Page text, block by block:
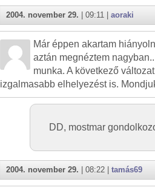
2004. november 29. | 09:11 | aoraki
Már éppen akartam
aztán megnéztem
munka. A következő
izgalmasabb elhelyezést is.
DD, mostmar
2004. november 29. | 08:22 | tamás69